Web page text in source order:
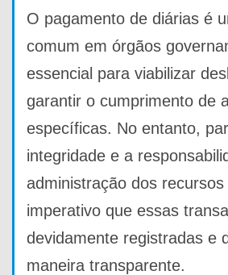
O pagamento de diárias é
comum em órgãos
essencial para viabilizar
garantir o cumprimento de
específicas. No entanto,
integridade e a
administração dos
imperativo que essas
devidamente registradas e
maneira transparente.